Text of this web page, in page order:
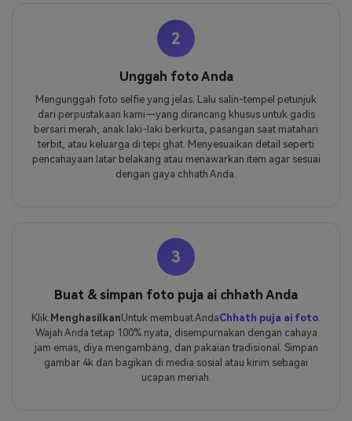
2
Unggah foto Anda
Mengunggah foto selfie yang jelas. Lalu salin-tempel petunjuk
dari perpustakaan kami—yang dirancang khusus untuk gadis
bersari merah, anak laki-laki berkurta, pasangan saat matahari
terbit, atau keluarga di tepi ghat. Menyesuaikan detail seperti
pencahayaan latar belakang atau menawarkan item agar sesuai
dengan gaya chhath Anda.
3
Buat & simpan foto puja ai chhath Anda
Klik. MenghasilkanUntuk membuat AndaChhath puja ai foto
Wajah Anda tetap 100% nyata, disempurnakan dengan cahaya
jam emas, diya mengambang, dan pakaian tradisional. Simpan
gambar 4k dan bagikan di media sosial atau kirim sebagai
ucapan meriah.